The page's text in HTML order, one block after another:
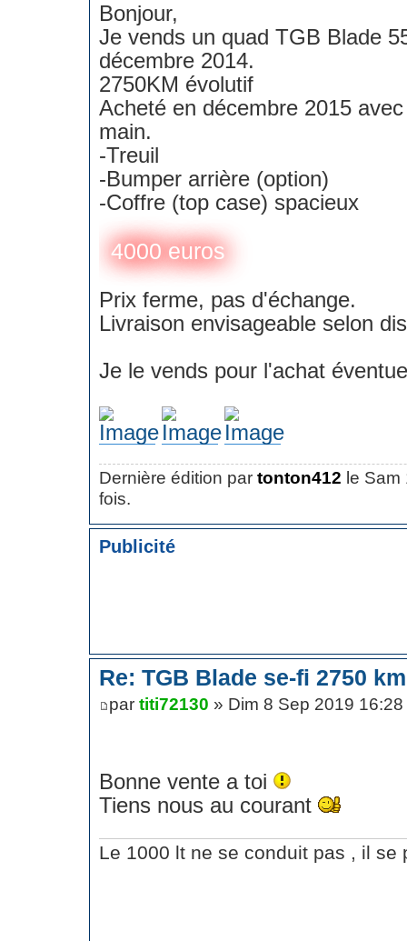
Bonjour,
Je vends un quad TGB Blade
décembre 2014.
2750KM évolutif
Acheté en décembre 2015
main.
-Treuil
-Bumper arrière (option)
-Coffre (top case) spacieux
4000 euros
Prix ferme, pas d'échange.
Livraison envisageable selon
Je le vends pour l'achat
Dernière édition par tonton412 le Sam
fois.
Publicité
Re: TGB Blade se-fi 2750 km
par titi72130 » Dim 8 Sep 2019 16:28
Bonne vente a toi
Tiens nous au courant
Le 1000 lt ne se conduit pas , il se